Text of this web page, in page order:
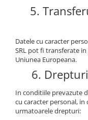
5.
Datele cu caracter
SRL pot fi transferate
Uniunea Europeana.
6.
In conditiile prevazute
cu caracter personal,
urmatoarele drepturi: